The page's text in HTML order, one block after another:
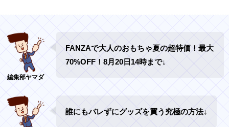
FANZAで大人のおもちゃ夏の超特価！最大
70%OFF！8月20日14時まで↓
誰にもバレずにグッズを買う究極の方法↓